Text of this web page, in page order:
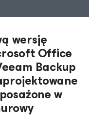
wersję
Office
Backup
w